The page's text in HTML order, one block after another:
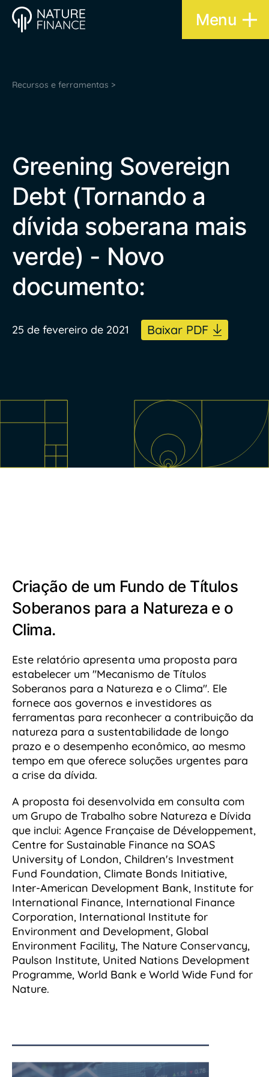
Menu
Recursos e ferramentas >
Greening Sovereign
Debt (Tornando a
dívida soberana mais
verde) - Novo
documento:
25 de fevereiro de 2021 Baixar PDF
Criação de um Fundo de Títulos
Soberanos para a Natureza e o
Clima.
Este relatório apresenta uma proposta para
estabelecer um "Mecanismo de Títulos
Soberanos para a Natureza e o Clima". Ele
fornece aos governos e investidores as
ferramentas para reconhecer a contribuição da
natureza para a sustentabilidade de longo
prazo e o desempenho econômico, ao mesmo
tempo em que oferece soluções urgentes para
a crise da dívida.
A proposta foi desenvolvida em consulta com
um Grupo de Trabalho sobre Natureza e Dívida
que inclui: Agence Française de Développement,
Centre for Sustainable Finance na SOAS
University of London, Children's Investment
Fund Foundation, Climate Bonds Initiative,
Inter-American Development Bank, Institute for
International Finance, International Finance
Corporation, International Institute for
Environment and Development, Global
Environment Facility, The Nature Conservancy,
Paulson Institute, United Nations Development
Programme, World Bank e World Wide Fund for
Nature.